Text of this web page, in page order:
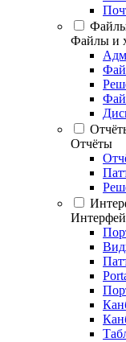
Файлы и
Отчёты